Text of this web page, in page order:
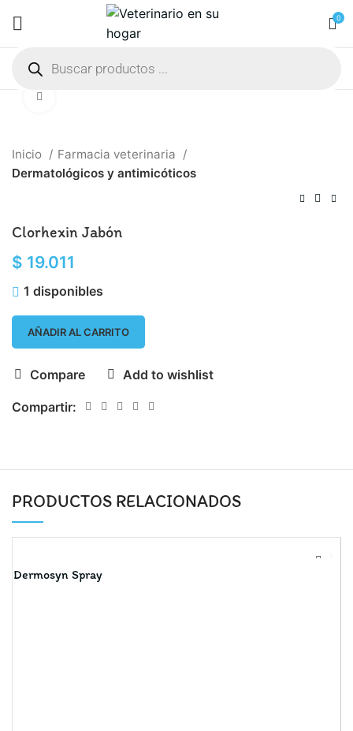
0
Inicio
Farmacia veterinaria
Dermatológicos y antimicóticos
Clorhexin Jabón
$ 19.011
1 disponibles
AÑADIR AL CARRITO
Compare Add to wishlist
Compartir:
PRODUCTOS RELACIONADOS
Dermosyn Spray